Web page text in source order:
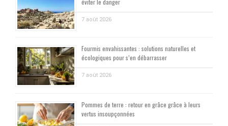
7 août 2026
Fourmis envahissantes : solutions naturelles et
écologiques pour s’en débarrasser
7 août 2026
Pommes de terre : retour en grâce grâce à leurs
vertus insoupçonnées